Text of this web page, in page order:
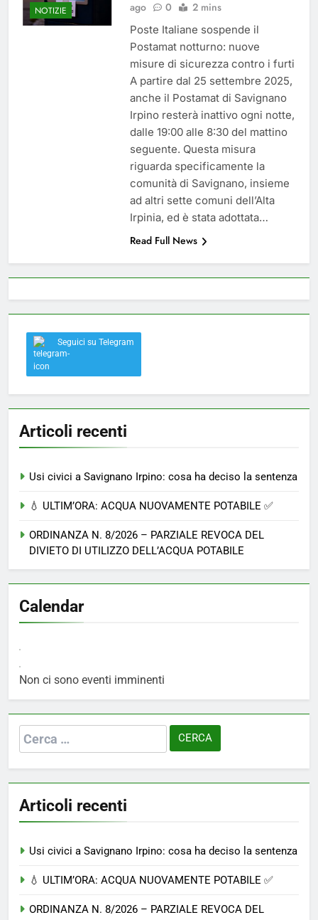
risparmi!
10 Mesi Ago
Postamat chiuso di notte a
Savignano: misura anti-rapina
fino alle 8:30
11 Mesi Ago
💡 Savignano 4.0 si rinnova: scopri
la nuova grafica del blog dedicato
al futuro del nostro paese
12 Mesi Ago
🌤️ Nuova Webcam Live per il
Meteo a Savignano Irpino!
2 Anni Ago
Test IT-alert l’11 ottobre:
messaggio sui cellulari anche a
Savignano
2 Anni Ago
NOTIZIE
ago
0 2 mins
Poste Italiane sospende il
Postamat notturno: nuove
misure di sicurezza contro i furti
A partire dal 25 settembre 2025,
anche il Postamat di Savignano
Irpino resterà inattivo ogni notte,
dalle 19:00 alle 8:30 del mattino
seguente. Questa misura
riguarda specificamente la
comunità di Savignano, insieme
ad altri sette comuni dell’Alta
Irpinia, ed è stata adottata…
Read Full News
Seguici su Telegram
Articoli recenti
Usi civici a Savignano Irpino: cosa ha deciso la sentenza
💧 ULTIM’ORA: ACQUA NUOVAMENTE POTABILE ✅
ORDINANZA N. 8/2026 – PARZIALE REVOCA DEL
DIVIETO DI UTILIZZO DELL’ACQUA POTABILE
Calendar
Non ci sono eventi imminenti
Ricerca
per:
Articoli recenti
Usi civici a Savignano Irpino: cosa ha deciso la sentenza
💧 ULTIM’ORA: ACQUA NUOVAMENTE POTABILE ✅
ORDINANZA N. 8/2026 – PARZIALE REVOCA DEL